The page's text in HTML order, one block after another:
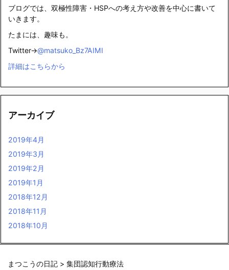
ブログでは、双極性障害・HSPへの考え方や改善を中心に書いて
いきます。
たまには、趣味も。
Twitter→@matsuko_Bz7AIMI
詳細はこちらから
アーカイブ
2019年4月
2019年3月
2019年2月
2019年1月
2018年12月
2018年11月
2018年10月
まつこうの日記 > 集団認知行動療法